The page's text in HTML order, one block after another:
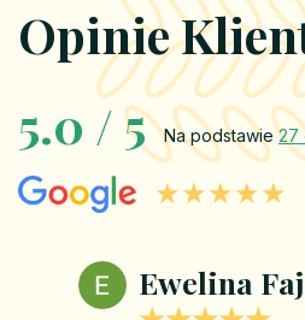
Opinie
5.0 / 5
Na podstawie27
★★★★★
Weronika